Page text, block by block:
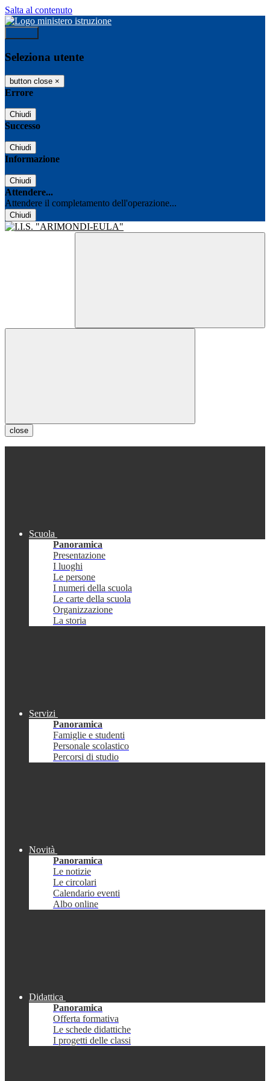
Salta al contenuto
Seleziona utente
button close ×
Errore
Chiudi
Successo
Chiudi
Informazione
Chiudi
Attendere...
Attendere il completamento dell'operazione...
Chiudi
close
Scuola
Panoramica
Presentazione
I luoghi
Le persone
I numeri della scuola
Le carte della scuola
Organizzazione
La storia
Servizi
Panoramica
Famiglie e studenti
Personale scolastico
Percorsi di studio
Novità
Panoramica
Le notizie
Le circolari
Calendario eventi
Albo online
Didattica
Panoramica
Offerta formativa
Le schede didattiche
I progetti delle classi